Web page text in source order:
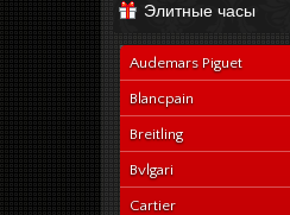
navy-alligator-en
Элитные часы
Audemars Piguet
Blancpain
Breitling
Bvlgari
Cartier